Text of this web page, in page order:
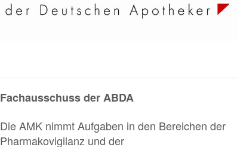
Fachausschuss der ABDA
Die AMK nimmt Aufgaben in den Bereichen der
Pharmakovigilanz und der